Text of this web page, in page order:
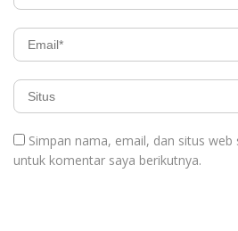
Simpan nama, email, dan situs
untuk komentar saya berikutnya.